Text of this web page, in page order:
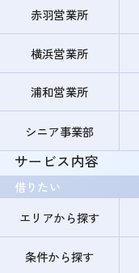
赤羽営業所
横浜営業所
浦和営業所
シニア事業部
サービス内容
借りたい
エリアから探す
条件から探す